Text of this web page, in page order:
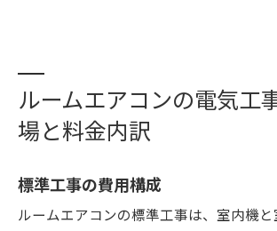
ルームエアコンの電気工
場と料金内訳
標準工事の費用構成
ルームエアコンの標準工事は、室内機と